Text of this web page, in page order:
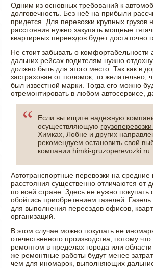
Одним из основных требований к
долговечность. Без неё на прибыли
придется. Для перевозки крупных грузов
расстояния нужно закупать мощные
квартирных переездов будет достаточно
Не стоит забывать о комфортабельности
дальних рейсах водителям нужно
должно быть для этого место. Так как в
застрахован от поломок, то желательно,
был известной марки. Тогда его можно
отремонтировать в любом автосервисе,
Если вы ищите надежную
осуществляющую
Химках, Лобне и других
рекомендуем остановить свой
компании himki-gruzoperevozki.ru
Автотранспортные перевозки на
расстояния существенно отличаются от
по всей стране. Здесь не нужно
обойтись приобретением газелей.
для выполнения переездов офисов,
организаций.
В этом случае можно покупать не
отечественного производства, потому
ремонтом в пределах города или
же ремонтные работы будут менее
чем для иномарок, выполняющих